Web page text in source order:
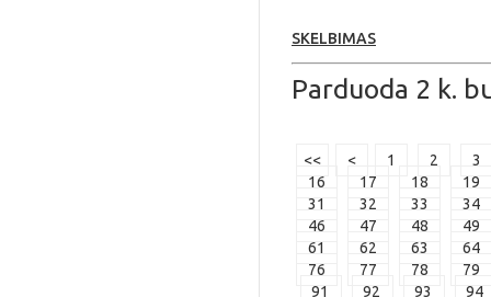
SKELBIMAS
Parduoda 2 k.
<< < 1 2
3
16
17 18
19
31
32 33
34
46
47 48
49
61
62 63
64
76
77 78
79
91
92 93
94